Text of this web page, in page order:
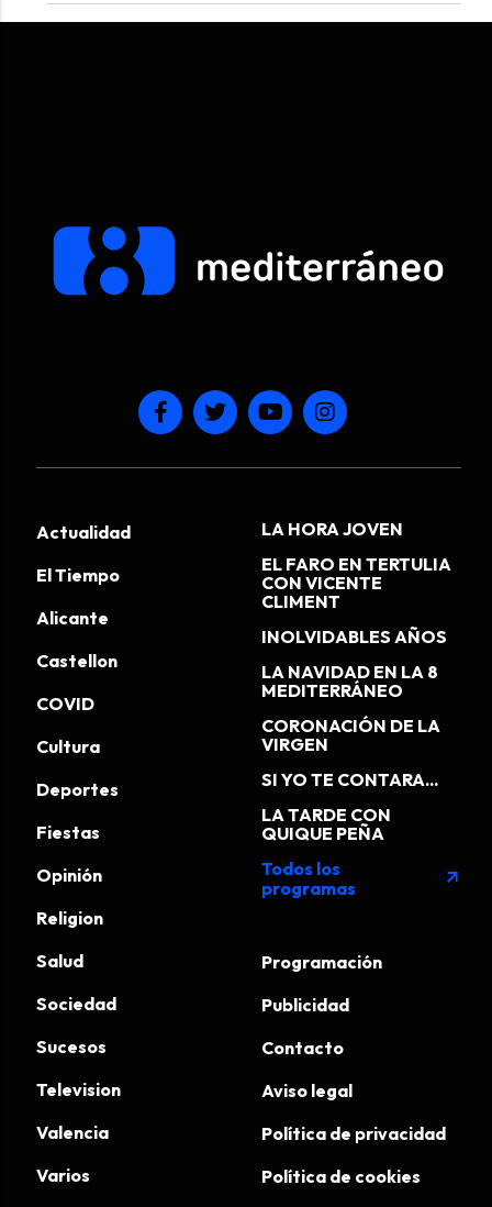
Actualidad
El Tiempo
Alicante
Castellon
COVID
Cultura
Deportes
Fiestas
Opinión
Religion
Salud
Sociedad
Sucesos
Television
Valencia
Varios
LA HORA JOVEN
EL FARO EN TERTULIA
CON VICENTE
CLIMENT
INOLVIDABLES AÑOS
LA NAVIDAD EN LA 8
MEDITERRÁNEO
CORONACIÓN DE LA
VIRGEN
SI YO TE CONTARA...
LA TARDE CON
QUIQUE PEÑA
Todos los
programas
arrow_outward
Programación
Publicidad
Contacto
Aviso legal
Política de privacidad
Política de cookies